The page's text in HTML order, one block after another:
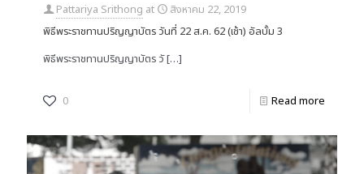
Pattariya Srithong at
สิงหาคม 22, 2019
พิธีพระราชทานปริญญาบัตร วันที่ 22 ส.ค. 62 (เช้า) อัลบั้ม 3
พิธีพระราชทานปริญญาบัตร วั[…]
0 Read more